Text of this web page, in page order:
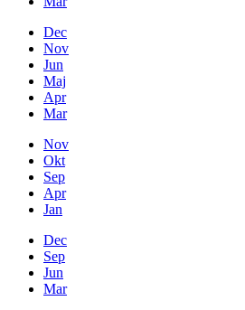
Dec
Nov
Jun
Maj
Apr
Mar
Nov
Okt
Sep
Apr
Jan
Dec
Sep
Jun
Mar